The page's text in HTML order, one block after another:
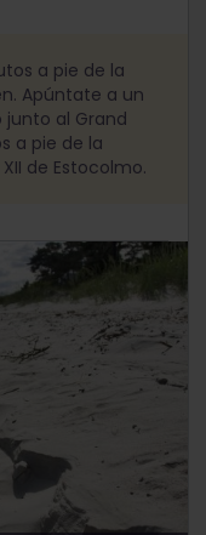
a pie de la
Apúntate a un
al Grand
a pie de la
de Estocolmo.